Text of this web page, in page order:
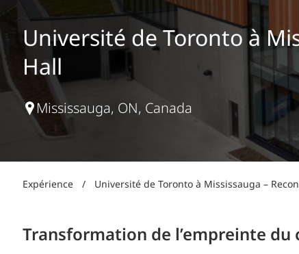
Production d’électricité + énergies renouvelables
Transport + distribution d’électricité
Biocarburants + valorisation énergétique des
déchets
EAU + DÉCHETS
INFRASTRUCTURES
RÉALISATION DE PROJETS + PROGRAMMES
OPÉRATIONS
Université de Toronto à
Hall
Mississauga, ON, Canada
Expérience / Université de Toronto à Mississauga –
Transformation de l’empreinte